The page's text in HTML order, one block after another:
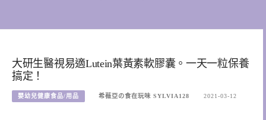
大研生醫視易適Lutein葉黃素軟膠囊。一天一粒保養
搞定！
嬰幼兒健康食品/用品 希薇亞の食在玩味 SYLVIA128 2021-03-12